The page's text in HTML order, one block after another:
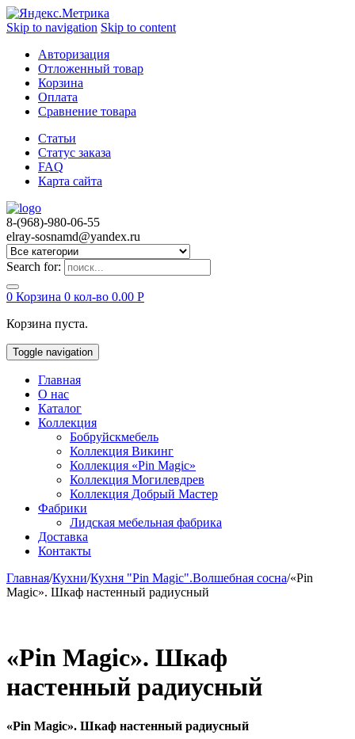
Skip to navigation Skip to content
Авторизация
Отложенный товар
Корзина
Оплата
Сравнение товара
Статьи
Статус заказа
FAQ
Карта сайта
8-(968)-980-06-55
elray-sosnamd@yandex.ru
Search for:
0 Корзина 0 кол-во 0.00 Р
Корзина пуста.
Toggle navigation
Главная
О нас
Каталог
Коллекция
Бобруйскмебель
Коллекция Викинг
Коллекция «Pin Magic»
Коллекция Могилевдрев
Коллекция Добрый Мастер
Фабрики
Лидская мебельная фабрика
Доставка
Контакты
Главная/Кухни/Кухня "Pin Magic".Волшебная сосна/«Pin
Magic». Шкаф настенный радиусный
«Pin Magic». Шкаф
настенный радиусный
«Pin Magic». Шкаф настенный радиусный